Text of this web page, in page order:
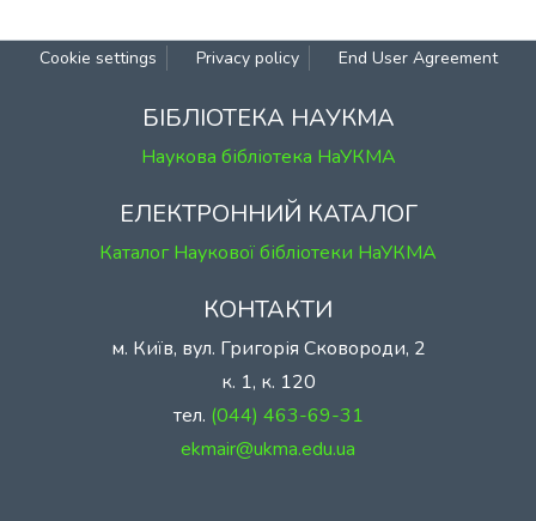
Cookie settings Privacy policy End User Agreement
БІБЛІОТЕКА НАУКМА
Наукова бібліотека НаУКМА
ЕЛЕКТРОННИЙ КАТАЛОГ
Каталог Наукової бібліотеки НаУКМА
КОНТАКТИ
м. Київ, вул. Григорія Сковороди, 2
к. 1, к. 120
тел. (044) 463-69-31
ekmair@ukma.edu.ua